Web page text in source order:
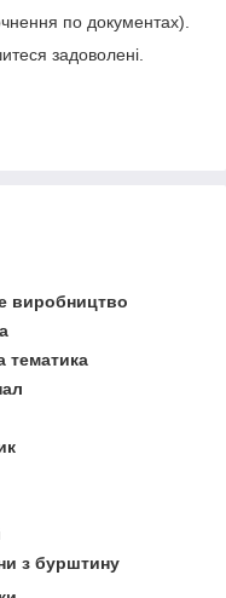
по документах).
задоволені.
виробництво
тематика
з бурштину